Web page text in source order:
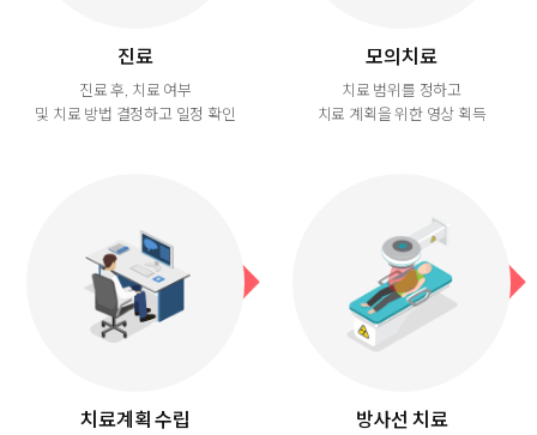
진료
진료 후, 치료 여부
및 치료 방법 결정하고 일정 확인
모의치료
치료 범위를 정하고
치료 계획을 위한 영상 획득
치료계획 수립 방사선 치료